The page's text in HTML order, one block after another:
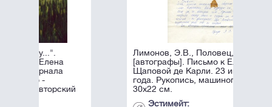
Лимонов, Э.В., Половец, А.Б.
[автографы]. Письмо к Елене
Щаповой де Карли. 23 июля 1981
года. Рукопись, машинопись. - 1 л.;
30х22 см.